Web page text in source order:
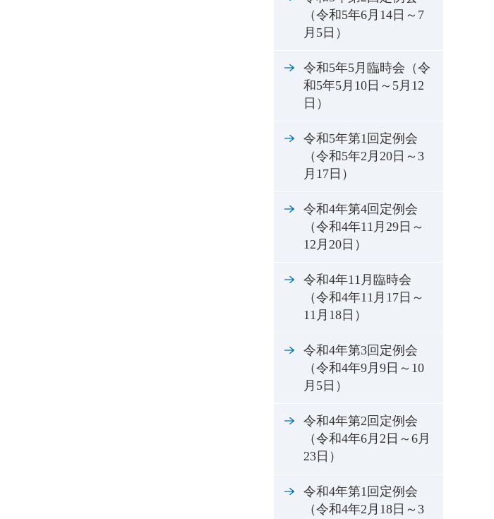
（令和5年6月14日～7
月5日）
令和5年5月臨時会（令
和5年5月10日～5月12
日）
令和5年第1回定例会
（令和5年2月20日～3
月17日）
令和4年第4回定例会
（令和4年11月29日～
12月20日）
令和4年11月臨時会
（令和4年11月17日～
11月18日）
令和4年第3回定例会
（令和4年9月9日～10
月5日）
令和4年第2回定例会
（令和4年6月2日～6月
23日）
令和4年第1回定例会
（令和4年2月18日～3